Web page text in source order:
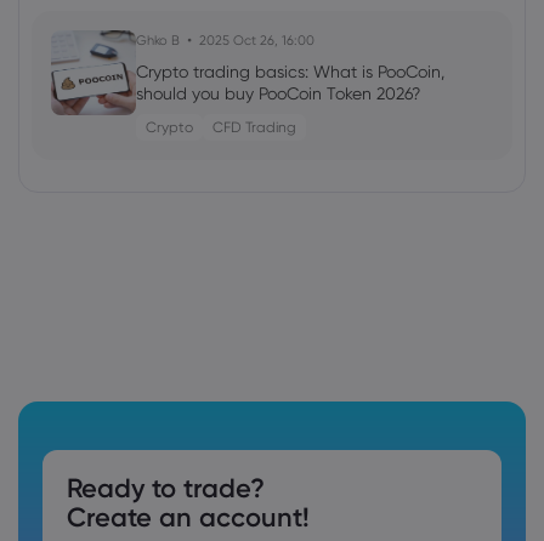
Ghko B 2025 Oct 26, 16:00
Crypto trading basics: What is PooCoin,
should you buy PooCoin Token 2026?
Crypto CFD Trading
Ready to trade?
Create an account!